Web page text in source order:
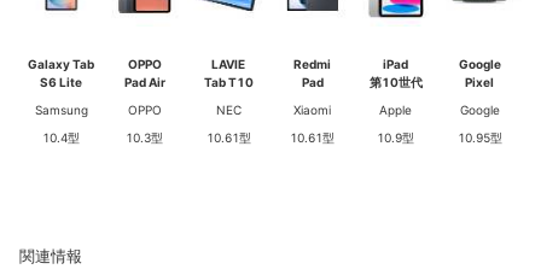
Galaxy Tab
S6 Lite
Samsung
10.4型
OPPO
Pad Air
OPPO
10.3型
LAVIE
Tab T10
NEC
10.61型
Redmi
Pad
Xiaomi
10.61型
iPad
第10世代
Apple
10.9型
Google
Pixel
Google
10.95型
関連情報